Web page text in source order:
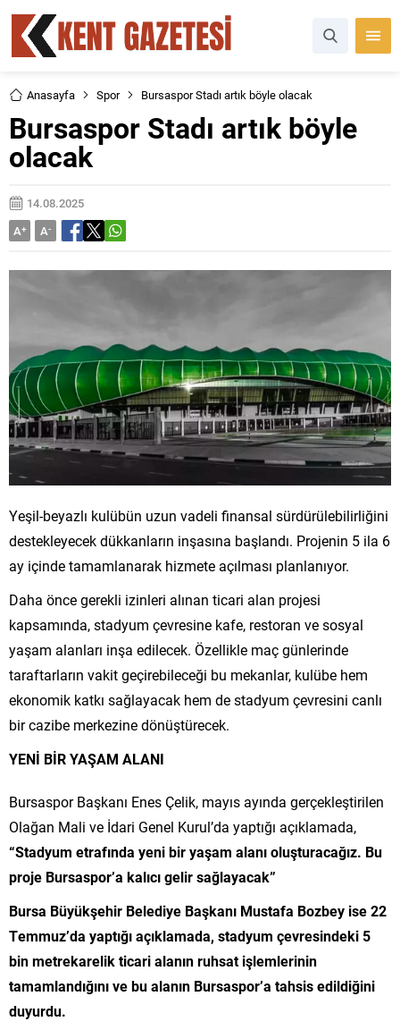
Anasayfa Spor Bursaspor Stadı artık böyle olacak
Bursaspor Stadı artık böyle
olacak
14.08.2025
A+ A-
Yeşil-beyazlı kulübün uzun vadeli finansal sürdürülebilirliğini
destekleyecek dükkanların inşasına başlandı. Projenin 5 ila 6
ay içinde tamamlanarak hizmete açılması planlanıyor.
Daha önce gerekli izinleri alınan ticari alan projesi
kapsamında, stadyum çevresine kafe, restoran ve sosyal
yaşam alanları inşa edilecek. Özellikle maç günlerinde
taraftarların vakit geçirebileceği bu mekanlar, kulübe hem
ekonomik katkı sağlayacak hem de stadyum çevresini canlı
bir cazibe merkezine dönüştürecek.
YENİ BİR YAŞAM ALANI
Bursaspor Başkanı Enes Çelik, mayıs ayında gerçekleştirilen
Olağan Mali ve İdari Genel Kurul’da yaptığı açıklamada,
“Stadyum etrafında yeni bir yaşam alanı oluşturacağız. Bu
proje Bursaspor’a kalıcı gelir sağlayacak”
Bursa Büyükşehir Belediye Başkanı Mustafa Bozbey ise 22
Temmuz’da yaptığı açıklamada, stadyum çevresindeki 5
bin metrekarelik ticari alanın ruhsat işlemlerinin
tamamlandığını ve bu alanın Bursaspor’a tahsis edildiğini
duyurdu.